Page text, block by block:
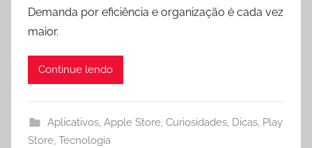
Demanda por eficiência e organização é cada vez
maior.
Continue lendo
Aplicativos, Apple Store, Curiosidades, Dicas, Play
Store, Tecnologia